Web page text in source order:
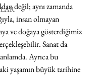
değil; aynı zamanda
insan olmayan
ve doğaya gösterdiğimiz
Sanat da
Ayrıca bu
yaşamın büyük tarihine